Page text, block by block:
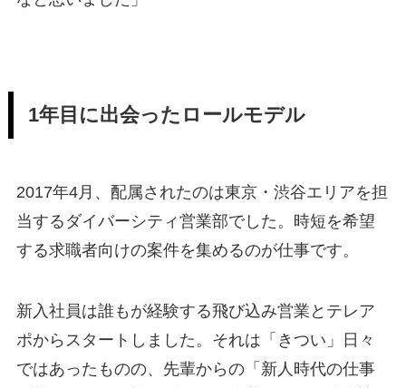
1年目に出会ったロールモデル
2017年4月、配属されたのは東京・渋谷エリアを担
当するダイバーシティ営業部でした。時短を希望
する求職者向けの案件を集めるのが仕事です。
新入社員は誰もが経験する飛び込み営業とテレア
ポからスタートしました。それは「きつい」日々
ではあったものの、先輩からの「新人時代の仕事